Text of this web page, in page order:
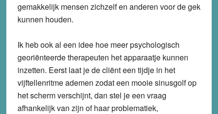
gemakkelijk mensen zichzelf en anderen voor de gek
kunnen houden.
Ik heb ook al een idee hoe meer psychologisch
georiënteerde therapeuten het apparaatje kunnen
inzetten. Eerst laat je de cliënt een tijdje in het
vijftellenritme ademen zodat een mooie sinusgolf op
het scherm verschijnt, dan stel je een vraag
afhankelijk van zijn of haar problematiek,